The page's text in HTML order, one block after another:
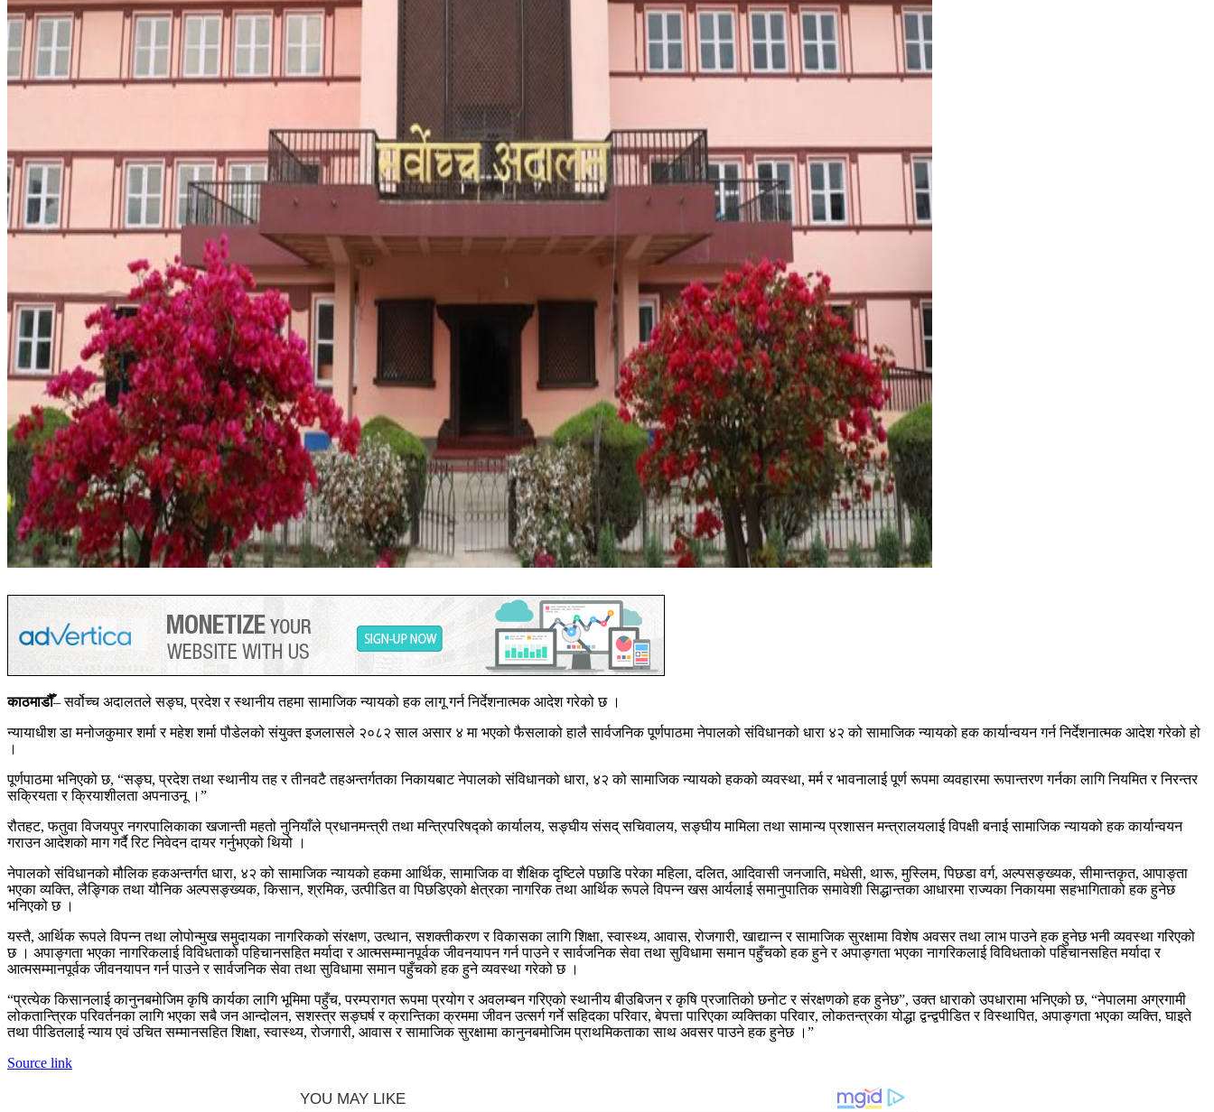
काठमाडौँ– सर्वोच्च अदालतले सङ्घ, प्रदेश र स्थानीय तहमा सामाजिक न्यायको हक लागू गर्न निर्देशनात्मक आदेश गरेको छ ।
न्यायाधीश डा मनोजकुमार शर्मा र महेश शर्मा पौडेलको संयुक्त इजलासले २०८२ साल असार ४ मा भएको फैसलाको हालै सार्वजनिक पूर्णपाठमा नेपालको संविधानको धारा ४२ को सामाजिक न्यायको हक कार्यान्वयन गर्न निर्देशनात्मक आदेश गरेको हो
।
पूर्णपाठमा भनिएको छ, “सङ्घ, प्रदेश तथा स्थानीय तह र तीनवटै तहअन्तर्गतका निकायबाट नेपालको संविधानको धारा, ४२ को सामाजिक न्यायको हकको व्यवस्था, मर्म र भावनालाई पूर्ण रूपमा व्यवहारमा रूपान्तरण गर्नका लागि नियमित र निरन्तर
सक्रियता र क्रियाशीलता अपनाउनू ।”
रौतहट, फतुवा विजयपुर नगरपालिकाका खजान्ती महतो नुनियाँले प्रधानमन्त्री तथा मन्त्रिपरिषद्को कार्यालय, सङ्घीय संसद् सचिवालय, सङ्घीय मामिला तथा सामान्य प्रशासन मन्त्रालयलाई विपक्षी बनाई सामाजिक न्यायको हक कार्यान्वयन
गराउन आदेशको माग गर्दै रिट निवेदन दायर गर्नुभएको थियो ।
नेपालको संविधानको मौलिक हकअन्तर्गत धारा, ४२ को सामाजिक न्यायको हकमा आर्थिक, सामाजिक वा शैक्षिक दृष्टिले पछाडि परेका महिला, दलित, आदिवासी जनजाति, मधेसी, थारू, मुस्लिम, पिछडा वर्ग, अल्पसङ्ख्यक, सीमान्तकृत, आपाङ्ता
भएका व्यक्ति, लैङ्गिक तथा यौनिक अल्पसङ्ख्यक, किसान, श्रमिक, उत्पीडित वा पिछडिएको क्षेत्रका नागरिक तथा आर्थिक रूपले विपन्न खस आर्यलाई समानुपातिक समावेशी सिद्धान्तका आधारमा राज्यका निकायमा सहभागिताको हक हुनेछ
भनिएको छ ।
यस्तै, आर्थिक रूपले विपन्न तथा लोपोन्मुख समुदायका नागरिकको संरक्षण, उत्थान, सशक्तीकरण र विकासका लागि शिक्षा, स्वास्थ्य, आवास, रोजगारी, खाद्यान्न र सामाजिक सुरक्षामा विशेष अवसर तथा लाभ पाउने हक हुनेछ भनी व्यवस्था गरिएको
छ । अपाङ्गता भएका नागरिकलाई विविधताको पहिचानसहित मर्यादा र आत्मसम्मानपूर्वक जीवनयापन गर्न पाउने र सार्वजनिक सेवा तथा सुविधामा समान पहुँचको हक हुने र अपाङ्गता भएका नागरिकलाई विविधताको पहिचानसहित मर्यादा र
आत्मसम्मानपूर्वक जीवनयापन गर्न पाउने र सार्वजनिक सेवा तथा सुविधामा समान पहुँचको हक हुने व्यवस्था गरेको छ ।
“प्रत्येक किसानलाई कानुनबमोजिम कृषि कार्यका लागि भूमिमा पहुँच, परम्परागत रूपमा प्रयोग र अवलम्बन गरिएको स्थानीय बीउबिजन र कृषि प्रजातिको छनोट र संरक्षणको हक हुनेछ”, उक्त धाराको उपधारामा भनिएको छ, “नेपालमा अग्रगामी
लोकतान्त्रिक परिवर्तनका लागि भएका सबै जन आन्दोलन, सशस्त्र सङ्घर्ष र क्रान्तिका क्रममा जीवन उत्सर्ग गर्ने सहिदका परिवार, बेपत्ता पारिएका व्यक्तिका परिवार, लोकतन्त्रका योद्धा द्वन्द्वपीडित र विस्थापित, अपाङ्गता भएका व्यक्ति, घाइते
तथा पीडितलाई न्याय एवं उचित सम्मानसहित शिक्षा, स्वास्थ्य, रोजगारी, आवास र सामाजिक सुरक्षामा कानुनबमोजिम प्राथमिकताका साथ अवसर पाउने हक हुनेछ ।”
Source link